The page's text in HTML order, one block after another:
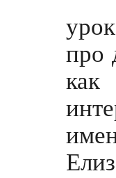
про